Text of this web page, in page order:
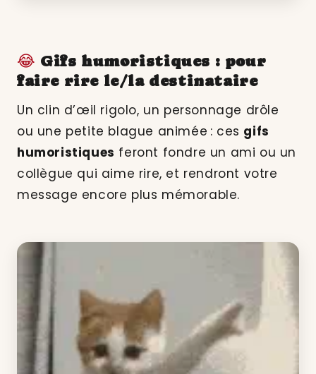
😂 Gifs humoristiques : pour
faire rire le/la destinataire
Un clin d’œil rigolo, un personnage drôle
ou une petite blague animée : ces gifs
humoristiques feront fondre un ami ou un
collègue qui aime rire, et rendront votre
message encore plus mémorable.